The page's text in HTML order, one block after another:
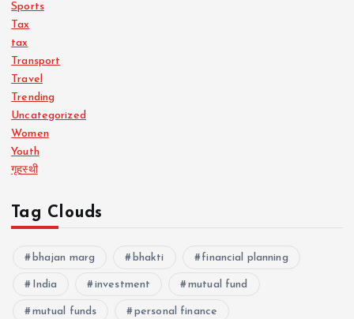
Sports
Tax
tax
Transport
Travel
Trending
Uncategorized
Women
Youth
गृहस्थी
Tag Clouds
bhajan marg bhakti financial planning
India investment mutual fund
mutual funds personal finance